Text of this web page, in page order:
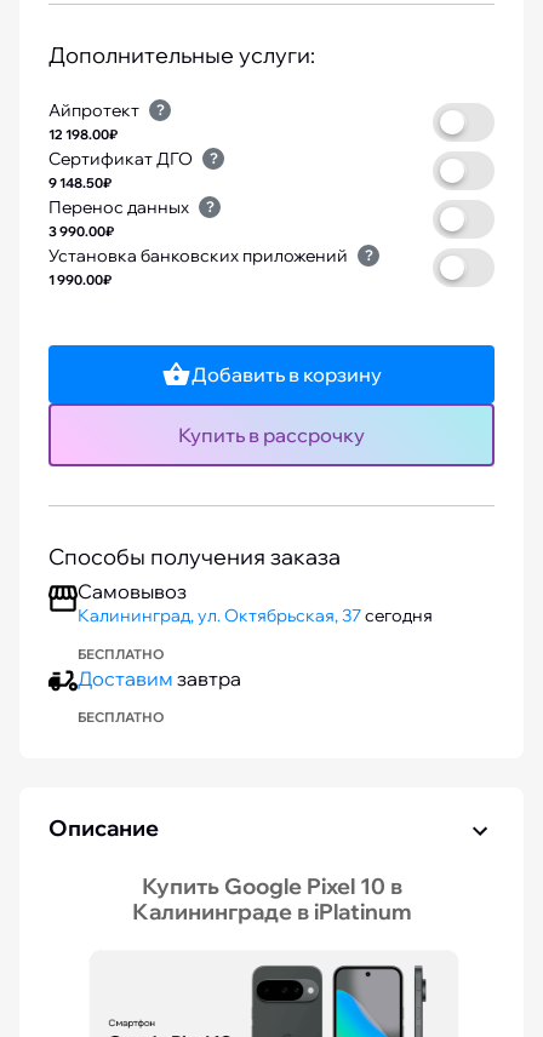
Дополнительные услуги:
Айпротект ?
12 198.00₽
Сертификат ДГО ?
9 148.50₽
Перенос данных ?
3 990.00₽
Установка банковских приложений ?
1 990.00₽
Добавить в корзину
Купить в рассрочку
Способы получения заказа
Самовывоз
Калининград, ул. Октябрьская, 37сегодня
БЕСПЛАТНО
Доставим завтра
БЕСПЛАТНО
Описание
Купить Google Pixel 10 в
Калининграде в iPlatinum